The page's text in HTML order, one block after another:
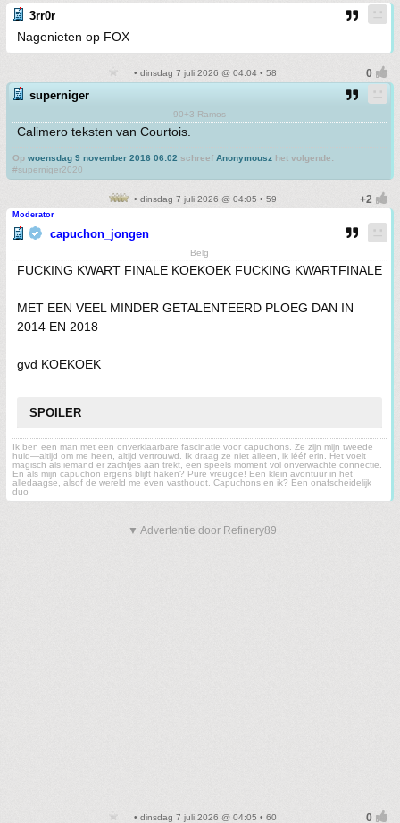
3rr0r
Nagenieten op FOX
• dinsdag 7 juli 2026 @ 04:04 • 58
superniger
90+3 Ramos
Calimero teksten van Courtois.
Op woensdag 9 november 2016 06:02 schreef Anonymousz het volgende:
#superniger2020
• dinsdag 7 juli 2026 @ 04:05 • 59
Moderator
capuchon_jongen
Belg
FUCKING KWART FINALE KOEKOEK FUCKING KWARTFINALE
MET EEN VEEL MINDER GETALENTEERD PLOEG DAN IN
2014 EN 2018
gvd KOEKOEK
SPOILER
Ik ben een man met een onverklaarbare fascinatie voor capuchons. Ze zijn mijn tweede
huid—altijd om me heen, altijd vertrouwd. Ik draag ze niet alleen, ik lééf erin. Het voelt
magisch als iemand er zachtjes aan trekt, een speels moment vol onverwachte connectie.
En als mijn capuchon ergens blijft haken? Pure vreugde! Een klein avontuur in het
alledaagse, alsof de wereld me even vasthoudt. Capuchons en ik? Een onafscheidelijk
duo
▼ Advertentie door Refinery89
• dinsdag 7 juli 2026 @ 04:05 • 60